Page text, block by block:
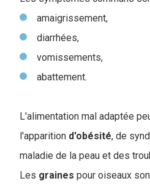
amaigrissement,
diarrhées,
vomissements,
abattement.
L'alimentation mal adaptée
l'apparition d'obésité, de
maladie de la peau et des
Les graines pour oiseaux